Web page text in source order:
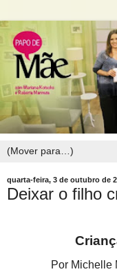
quarta-feira, 3 de outubro de
Deixar o filho
Por Michelle